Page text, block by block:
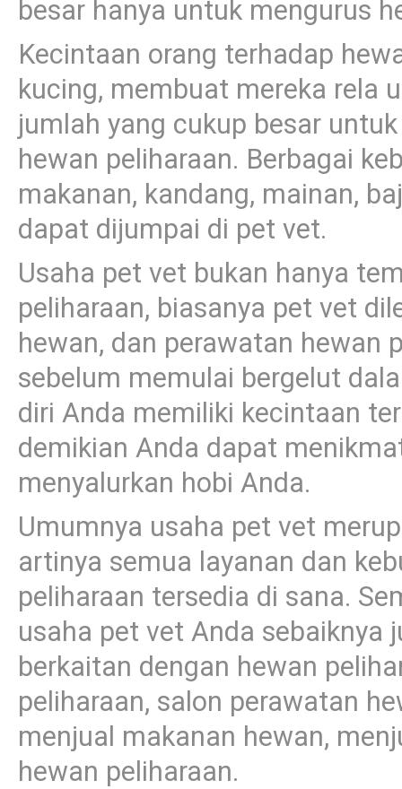
besar hanya untuk mengurus
Kecintaan orang terhadap
kucing, membuat mereka rela
jumlah yang cukup besar
hewan peliharaan. Berbagai
makanan, kandang, mainan,
dapat dijumpai di pet vet.
Usaha pet vet bukan hanya
peliharaan, biasanya pet vet
hewan, dan perawatan hewan
sebelum memulai bergelut
diri Anda memiliki kecintaan
demikian Anda dapat
menyalurkan hobi Anda.
Umumnya usaha pet vet
artinya semua layanan dan
peliharaan tersedia di sana.
usaha pet vet Anda sebaiknya
berkaitan dengan hewan
peliharaan, salon perawatan
menjual makanan hewan,
hewan peliharaan.